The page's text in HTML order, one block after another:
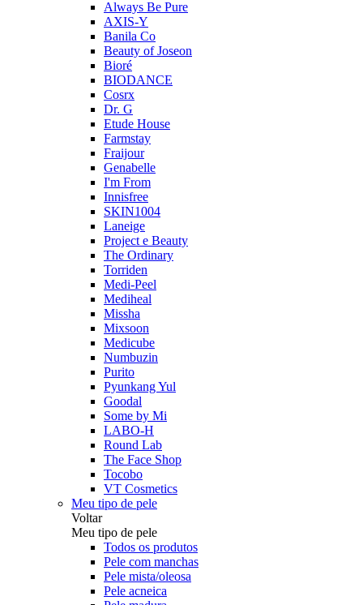
Always Be Pure
AXIS-Y
Banila Co
Beauty of Joseon
Bioré
BIODANCE
Cosrx
Dr. G
Etude House
Farmstay
Fraijour
Genabelle
I'm From
Innisfree
SKIN1004
Laneige
Project e Beauty
The Ordinary
Torriden
Medi-Peel
Mediheal
Missha
Mixsoon
Medicube
Numbuzin
Purito
Pyunkang Yul
Goodal
Some by Mi
LABO-H
Round Lab
The Face Shop
Tocobo
VT Cosmetics
Meu tipo de pele
Voltar
Meu tipo de pele
Todos os produtos
Pele com manchas
Pele mista/oleosa
Pele acneica